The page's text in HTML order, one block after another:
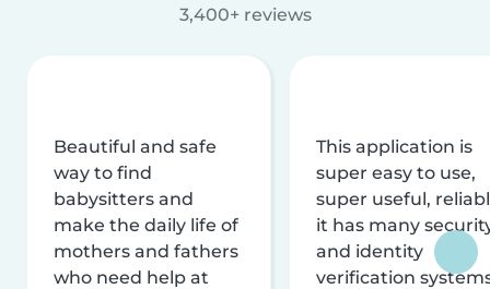
3,400+ reviews
Beautiful and safe
way to find
babysitters and
make the daily life of
mothers and fathers
who need help at
This application is
super easy to use,
super useful,
it has many
and identity
verification